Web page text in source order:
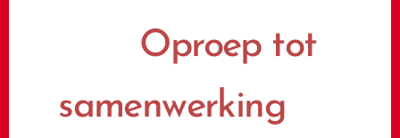
♥ Oproep tot
samenwerking ♥